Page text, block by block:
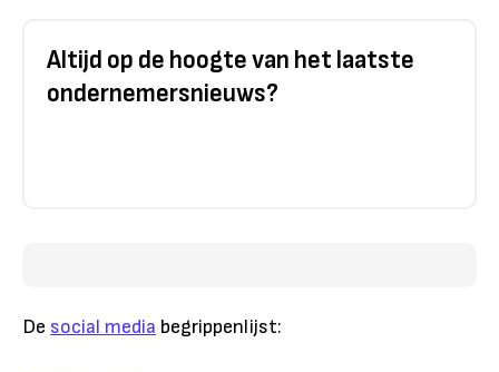
Altijd op de hoogte van het laatste
ondernemersnieuws?
De social media begrippenlijst: